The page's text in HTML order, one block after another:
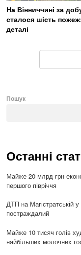
На Вінниччині за
сталося шість
деталі
Пошук
Останні
Майже 20 млрд грн
першого півріччя
ДТП на Магістратській
постраждалий
Майже 10 тисяч голів
найбільших молочних